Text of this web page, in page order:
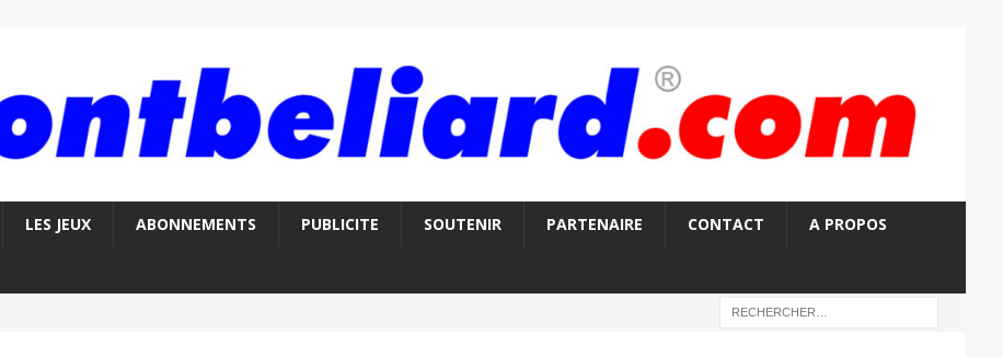
LES JEUX ABONNEMENTS PUBLICITE SOUTENIR PARTENAIRE CONTACT A PROPOS